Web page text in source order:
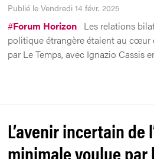
Publié le Vendredi 14 févr. 2025
#Forum Horizon Les relations
politique étrangère étaient au cœur
par Le Temps, avec Ignazio Cassis
L’avenir incertain de
minimale voulue par